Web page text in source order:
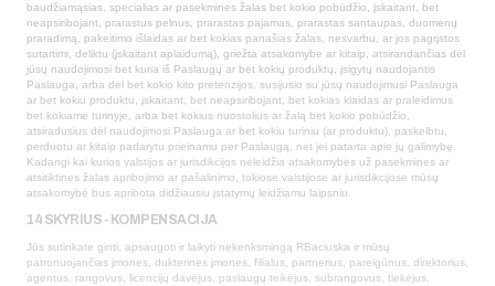
baudžiamąsias, specialias ar pasekmines žalas bet kokio pobūdžio, įskaitant, bet
neapsiribojant, prarastus pelnus, prarastas pajamas, prarastas santaupas, duomenų
praradimą, pakeitimo išlaidas ar bet kokias panašias žalas, nesvarbu, ar jos pagrįstos
sutartimi, deliktu (įskaitant aplaidumą), griežta atsakomybe ar kitaip, atsirandančias dėl
jūsų naudojimosi bet kuria iš Paslaugų ar bet kokių produktų, įsigytų naudojantis
Paslauga, arba dėl bet kokio kito pretenzijos, susijusio su jūsų naudojimusi Paslauga
ar bet kokiu produktu, įskaitant, bet neapsiribojant, bet kokias klaidas ar praleidimus
bet kokiame turinyje, arba bet kokius nuostolius ar žalą bet kokio pobūdžio,
atsiradusius dėl naudojimosi Paslauga ar bet kokiu turiniu (ar produktu), paskelbtu,
perduotu ar kitaip padarytu prieinamu per Paslaugą, net jei patarta apie jų galimybę.
Kadangi kai kurios valstijos ar jurisdikcijos neleidžia atsakomybės už pasekmines ar
atsitiktines žalas apribojimo ar pašalinimo, tokiose valstijose ar jurisdikcijose mūsų
atsakomybė bus apribota didžiausiu įstatymų leidžiamu laipsniu.
14 SKYRIUS - KOMPENSACIJA
Jūs sutinkate ginti, apsaugoti ir laikyti nekenksmingą RBaciuska ir mūsų
patronuojančias įmones, dukterines įmones, filialus, partnerius, pareigūnus, direktorius,
agentus, rangovus, licencijų davėjus, paslaugų teikėjus, subrangovus, tiekėjus,